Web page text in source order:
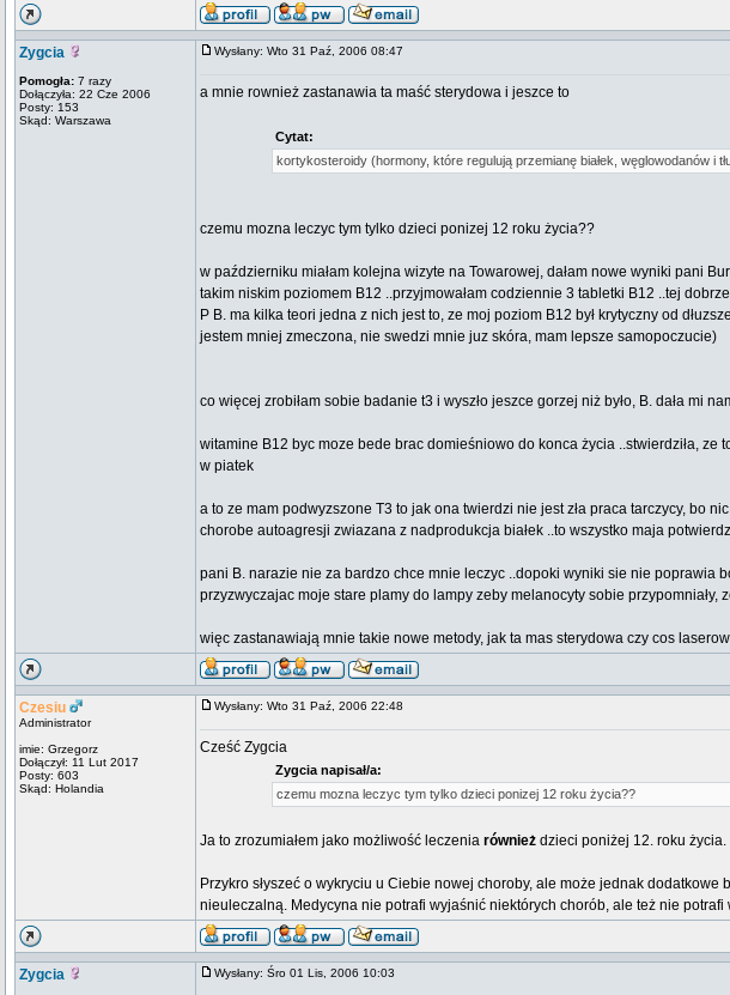
Zygcia
Pomogła: 7 razy
Dołączyła: 22 Cze 2006
Posty: 153
Skąd: Warszawa
Wysłany: Wto 31 Paź, 2006 08:47
a mnie rownież zastanawia ta maść sterydowa i jeszce to
Cytat:
kortykosteroidy (hormony, które regulują przemianę białek, węglowodanów i
czemu mozna leczyc tym tylko dzieci ponizej 12 roku życia??
w październiku miałam kolejna wizyte na Towarowej, dałam nowe wyniki pani
takim niskim poziomem B12 ..przyjmowałam codziennie 3 tabletki B12 ..tej
P B. ma kilka teori jedna z nich jest to, ze moj poziom B12 był krytyczny od
jestem mniej zmeczona, nie swedzi mnie juz skóra, mam lepsze samopoczucie)
co więcej zrobiłam sobie badanie t3 i wyszło jeszce gorzej niż było, B. dała mi
witamine B12 byc moze bede brac domieśniowo do konca życia ..stwierdziła,
w piatek
a to ze mam podwyzszone T3 to jak ona twierdzi nie jest zła praca tarczycy, bo
chorobe autoagresji zwiazana z nadprodukcja białek ..to wszystko maja
pani B. narazie nie za bardzo chce mnie leczyc ..dopoki wyniki sie nie poprawia
przyzwyczajac moje stare plamy do lampy zeby melanocyty sobie przypomniały,
więc zastanawiają mnie takie nowe metody, jak ta mas sterydowa czy cos
Czesiu
Administrator
imie: Grzegorz
Dołączył: 11 Lut 2017
Posty: 603
Skąd: Holandia
Wysłany: Wto 31 Paź, 2006 22:48
Cześć Zygcia
Zygcia napisał/a:
czemu mozna leczyc tym tylko dzieci ponizej 12 roku życia??
Ja to zrozumiałem jako możliwość leczenia również dzieci poniżej 12. roku życia.
Przykro słyszeć o wykryciu u Ciebie nowej choroby, ale może jednak
nieuleczalną. Medycyna nie potrafi wyjaśnić niektórych chorób, ale też nie
Zygcia Wysłany: Śro 01 Lis, 2006 10:03